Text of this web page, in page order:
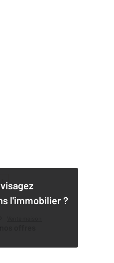
l'immobilier ?
nos offres
1